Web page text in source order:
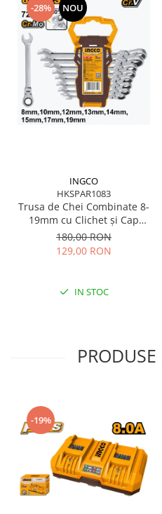
sticle
Trafalet
Trimmere
Trusă tubulare
Unelte pentru altoit
Unelte pentru grădină
-28% NOU
INGCO
HKSPAR1083
Trusa de Chei Combinate 8-
19mm cu Clichet și Cap
Flexibil – Precizie și
Durabilitate
180,00 RON
129,00 RON
IN STOC
-19%